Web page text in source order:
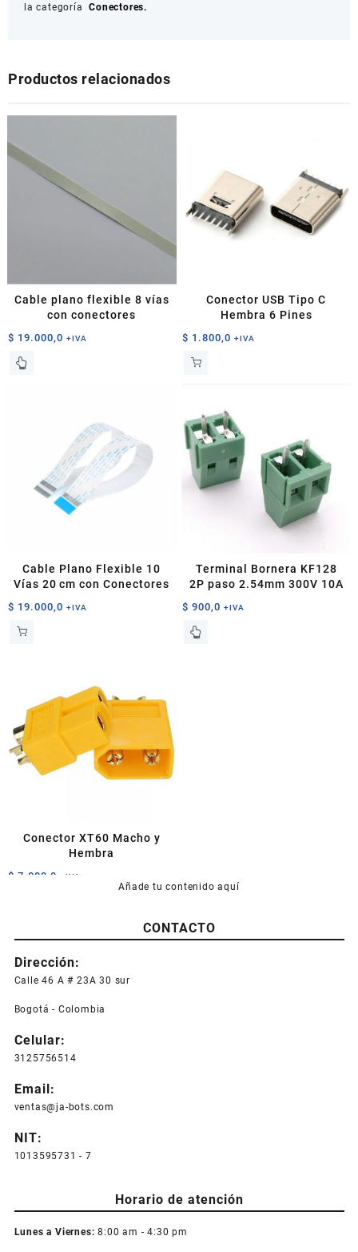
la categoríaConectores.
Productos relacionados
Cable plano flexible 8 vías
con conectores
$ 19.000,0 +IVA
Este
pueden
Conector USB Tipo C
Hembra 6 Pines
$ 1.800,0 +IVA
Cable Plano Flexible 10
Vías 20 cm con Conectores
$ 19.000,0 +IVA
Terminal Bornera KF128
2P paso 2.54mm 300V 10A
$ 900,0 +IVA
Conector XT60 Macho y
Hembra
$ 7.000,0 +IVA
Añade tu contenido aquí
CONTACTO
Dirección:
Calle 46 A # 23A 30 sur
Bogotá - Colombia
Celular:
3125756514
Email:
ventas@ja-bots.com
NIT:
1013595731 - 7
Horario de atención
Lunes a Viernes: 8:00 am - 4:30 pm